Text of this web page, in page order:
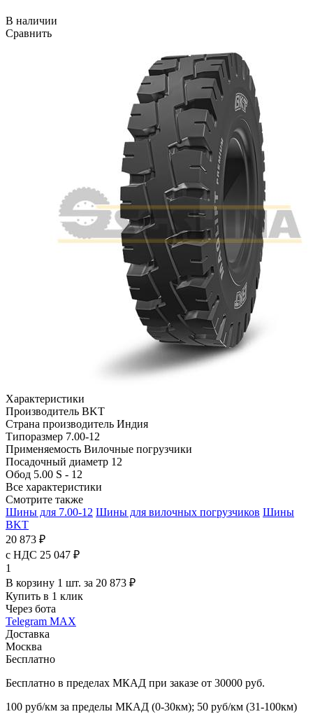
В наличии
Сравнить
Характеристики
Производитель BKT
Страна производитель Индия
Типоразмер 7.00-12
Применяемость Вилочные погрузчики
Посадочный диаметр 12
Обод 5.00 S - 12
Все характеристики
Смотрите также
Шины для 7.00-12 Шины для вилочных погрузчиков Шины
BKT
20 873 ₽
с НДС 25 047 ₽
1
В корзину 1 шт. за 20 873 ₽
Купить в 1 клик
Через бота
Telegram MAX
Доставка
Москва
Бесплатно
Бесплатно в пределах МКАД при заказе от 30000 руб.
100 руб/км за пределы МКАД (0-30км); 50 руб/км (31-100км)